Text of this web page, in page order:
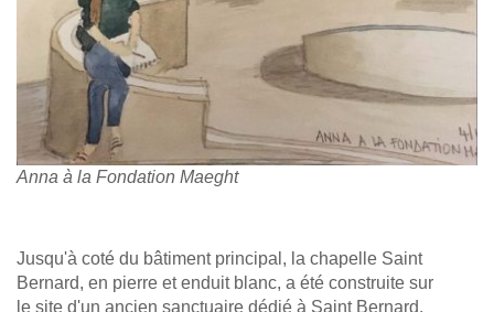
Anna à la Fondation Maeght
Jusqu'à coté du bâtiment principal, la chapelle Saint
Bernard, en pierre et enduit blanc, a été construite sur
le site d'un ancien sanctuaire dédié à Saint Bernard.